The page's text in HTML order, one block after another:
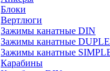
Блоки
Вертлюги
Зажимы канатные DIN
Зажимы канатные
Зажимы канатные
Карабины